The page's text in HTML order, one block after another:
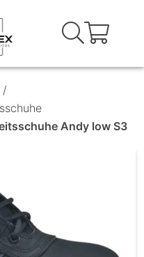
/
Andy low S3